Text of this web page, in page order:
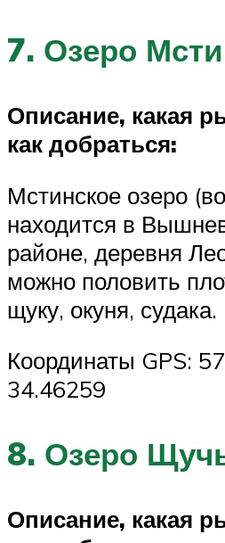
7. Озеро
Описание, какая
как добраться:
Мстинское озеро
находится в
районе, деревня
можно половить
щуку, окуня, судака.
Координаты GPS:
34.46259
8. Озеро
Описание, какая